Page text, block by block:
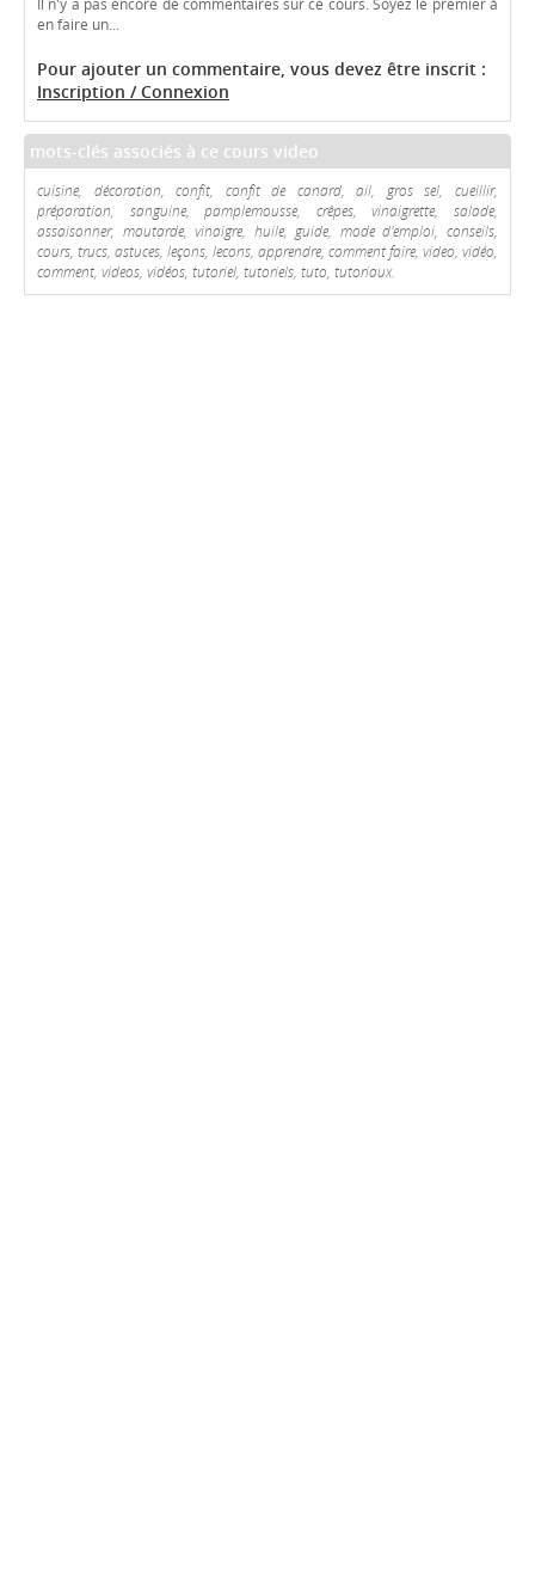
Il n'y a pas encore de commentaires sur ce cours. Soyez le premier à
en faire un...
Pour ajouter un commentaire, vous devez être inscrit :
Inscription / Connexion
mots-clés associés à ce cours video
cuisine, décoration, confit, confit de canard, ail, gros sel, cueillir,
préparation, sanguine, pamplemousse, crêpes, vinaigrette, salade,
assaisonner, moutarde, vinaigre, huile, guide, mode d'emploi, conseils,
cours, trucs, astuces, leçons, lecons, apprendre, comment faire, video, vidéo,
comment, videos, vidéos, tutoriel, tutoriels, tuto, tutoriaux.